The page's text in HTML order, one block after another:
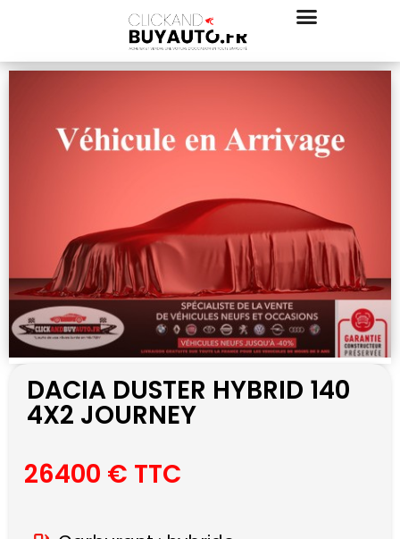
DACIA DUSTER HYBRID 140
4X2 JOURNEY
26400 € TTC